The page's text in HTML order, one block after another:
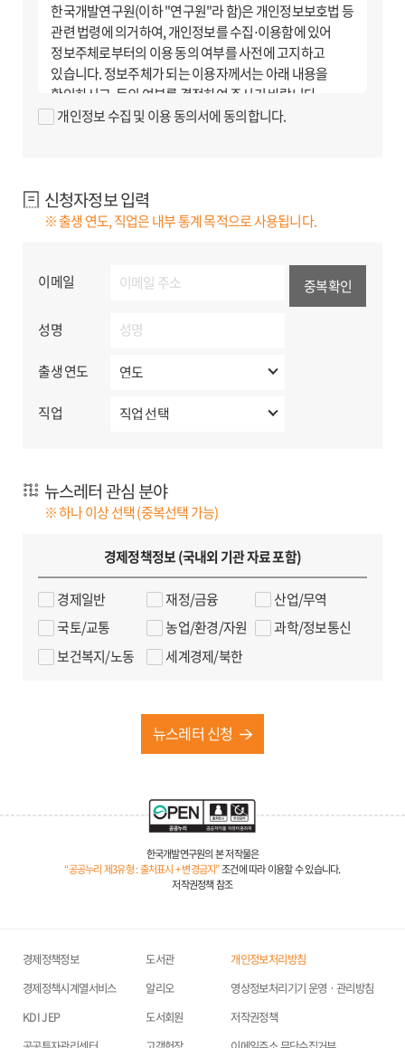
한국개발연구원(이하 "연구원"라 함)은 개인정보보호법 등
관련 법령에 의거하여, 개인정보를 수집⋅이용함에 있어
정보주체로부터의 이용 동의 여부를 사전에 고지하고
있습니다. 정보주체가 되는 이용자께서는 아래 내용을
확인하시고, 동의 여부를 결정하여 주시기 바랍니다.
있습니다.
※ 현재, 만 14세 미만 아동에 대한 뉴스레터 신청은 받지
2. 수집하는 개인정보의 항목
- 필수 입력 항목: 이메일, 성명, 출생연도(내부통계용),
직업분류(내부통계용), 뉴스레터 관심 분야
3. 개인정보의 보유 및 이용 기간: 뉴스레터
서비스 수신거부 시까지
수신 거부시 즉시 완전파기 되며 수신인의 이메일 계정
제외할 수 있습니다.
- 위탁받는 자: ㈜스티비
- 위탁하는 업무의 내용: 뉴스레터 발송
- 위탁 기간: 뉴스레터 서비스 탈퇴 시까지
- 한국개발연구원은 위탁계약 체결 시 「개인정보
보호법」 제26조(업무위탁에 따른 개인정보의 처리 제한)
에 따라 위탁업무 수행목적 외 개인정보 처리금지, 안전성
수탁자가 개인정보를 안전하게 처리하는지를 감독하고
위의 개인정보 수집·이에 대한 동의를 거부할 수 있습니다.
그러나 동의를 거부할 경우 연구원의 이메일 서비스
6. 개인정보의 파기에 관한 사항: 뉴스레터 서비스 탈퇴
개인정보 수집 및 이용 동의서에 동의합니다.
신청자정보 입력
※ 출생 연도, 직업은 내부 통계 목적으로 사용됩니다.
이메일 중복확인
성명
출생 연도
직업
뉴스레터 관심 분야
※ 하나 이상 선택 (중복선택 가능)
경제정책정보 (국내외 기관 자료 포함)
경제일반 재정/금융
산업/무역
국토/교통
농업/환경/자원
과학/정보통신
보건복지/노동
세계경제/북한
뉴스레터 신청
한국개발연구원의 본 저작물은
“공공누리 제3유형 : 출처표시 + 변경금지”조건에 따라 이용할 수 있습니다.
저작권정책 참조
경제정책정보
경제정책시계열서비스
KDI JEP
도서관
알리오
도서회원
개인정보처리방침
영상정보처리기기 운영ㆍ관리방침
저작권정책